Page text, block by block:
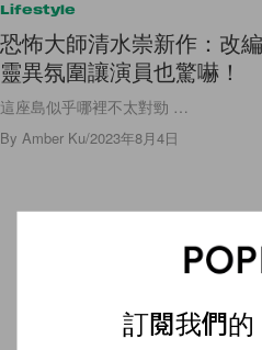
Lifestyle
恐怖大師清水崇新作：改
靈異氛圍讓演員也驚嚇！
這座島似乎哪裡不太對勁 …
By Amber Ku/2023年8月4日
訂閱我們